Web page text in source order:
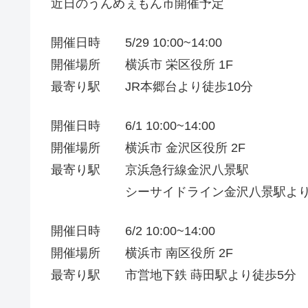
近日のうんめぇもん市開催予定
開催日時 5/29 10:00~14:00
開催場所 横浜市 栄区役所 1F
最寄り駅 JR本郷台より徒歩10分
開催日時 6/1 10:00~14:00
開催場所 横浜市 金沢区役所 2F
最寄り駅 京浜急行線金沢八景駅
シーサイドライン金沢八景駅より
開催日時 6/2 10:00~14:00
開催場所 横浜市 南区役所 2F
最寄り駅 市営地下鉄 蒔田駅より徒歩5分